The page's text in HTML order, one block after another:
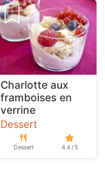
Charlotte aux
framboises en
verrine
Dessert
Dessert 4.4 / 5